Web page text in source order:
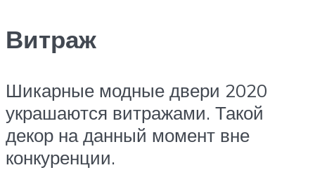
Витраж
Шикарные модные двери 2020
украшаются витражами. Такой
декор на данный момент вне
конкуренции.